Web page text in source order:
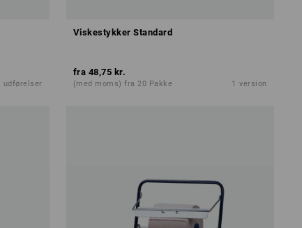
udførelser
Viskestykker Standard
fra 48,75 kr.
(med moms) fra 20 Pakke 1 version